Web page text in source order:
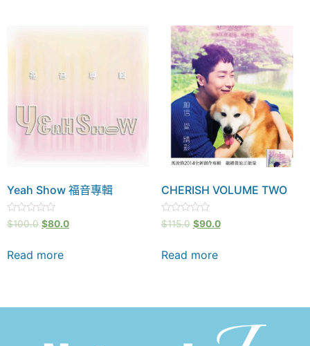
Yeah Show 福音專輯
Rated
0
5
$100.0 $80.0
Read more
CHERISH VOLUME TWO
Rated
0
5
$115.0 $90.0
Read more